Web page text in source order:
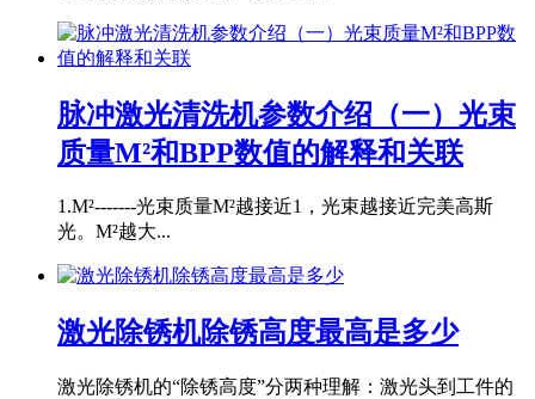
脉冲激光清洗机参数介绍（一）光束
质量M²和BPP数值的解释和关联
1.M²-------光束质量M²越接近1，光束越接近完美高斯
光。M²越大...
激光除锈机除锈高度最高是多少
激光除锈机的“除锈高度”分两种理解：激光头到工件的